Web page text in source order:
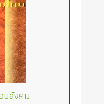
สังคม